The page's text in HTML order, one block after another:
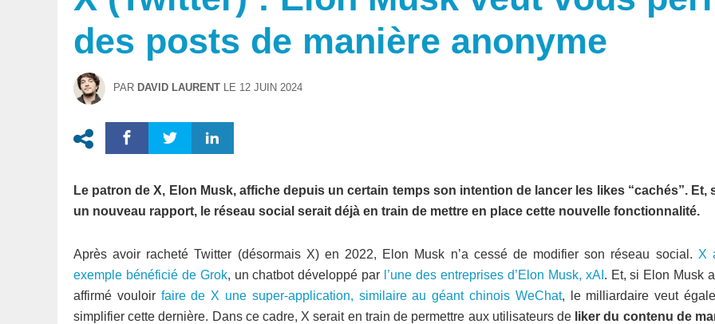
des posts de manière anonyme
PAR DAVID LAURENT LE 12 JUIN 2024
Le patron de X, Elon Musk, affiche depuis un certain temps son intention de lancer les likes “cachés”. Et,
un nouveau rapport, le réseau social serait déjà en train de mettre en place cette nouvelle fonctionnalité.
Après avoir racheté Twitter (désormais X) en 2022, Elon Musk n’a cessé de modifier son réseau social. X
exemple bénéficié de Grok, un chatbot développé par l’une des entreprises d’Elon Musk, xAI . Et, si Elon Musk
affirmé vouloir faire de X une super-application, similaire au géant chinois WeChat, le milliardaire veut
simplifier cette dernière. Dans ce cadre, X serait en train de permettre aux utilisateurs de liker du contenu de